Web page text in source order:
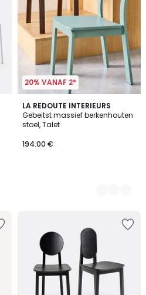
20% VANAF 2*
LA REDOUTE INTERIEURS
Gebeitst massief berkenhouten
stoel, Talet
194.00 €
3
Kleuren